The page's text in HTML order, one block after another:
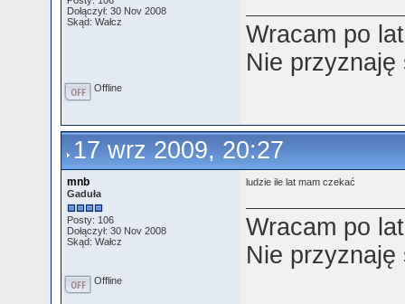
Dołączył: 30 Nov 2008
Skąd: Wałcz
Wracam po
Nie
Offline
17 wrz 2009, 20:27
mnb
Gaduła
Posty: 106
Dołączył: 30 Nov 2008
Skąd: Wałcz
ludzie ile lat mam czekać
Wracam po
Nie
Offline